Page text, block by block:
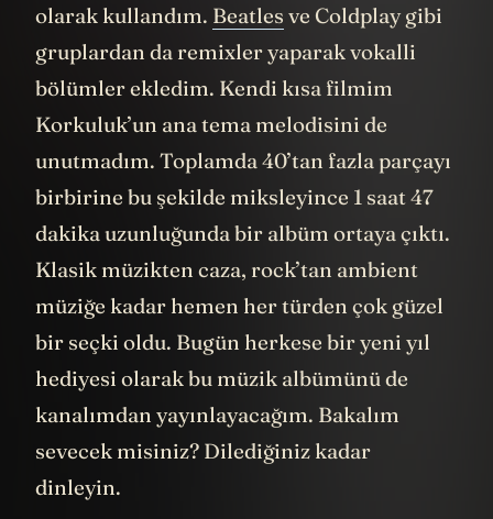
olarak kullandım. Beatles ve Coldplay gibi
gruplardan da remixler yaparak vokalli
bölümler ekledim. Kendi kısa filmim
Korkuluk’un ana tema melodisini de
unutmadım. Toplamda 40’tan fazla parçayı
birbirine bu şekilde miksleyince 1 saat 47
dakika uzunluğunda bir albüm ortaya çıktı.
Klasik müzikten caza, rock’tan ambient
müziğe kadar hemen her türden çok güzel
bir seçki oldu. Bugün herkese bir yeni yıl
hediyesi olarak bu müzik albümünü de
kanalımdan yayınlayacağım. Bakalım
sevecek misiniz? Dilediğiniz kadar
dinleyin.